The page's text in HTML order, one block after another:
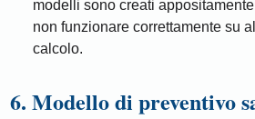
modelli sono creati
non funzionare correttamente su
calcolo.
6. Modello di preventivo